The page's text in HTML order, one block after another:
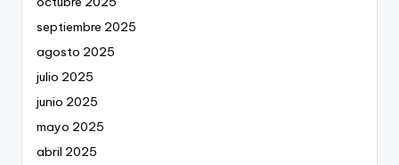
septiembre 2025
agosto 2025
julio 2025
junio 2025
mayo 2025
abril 2025